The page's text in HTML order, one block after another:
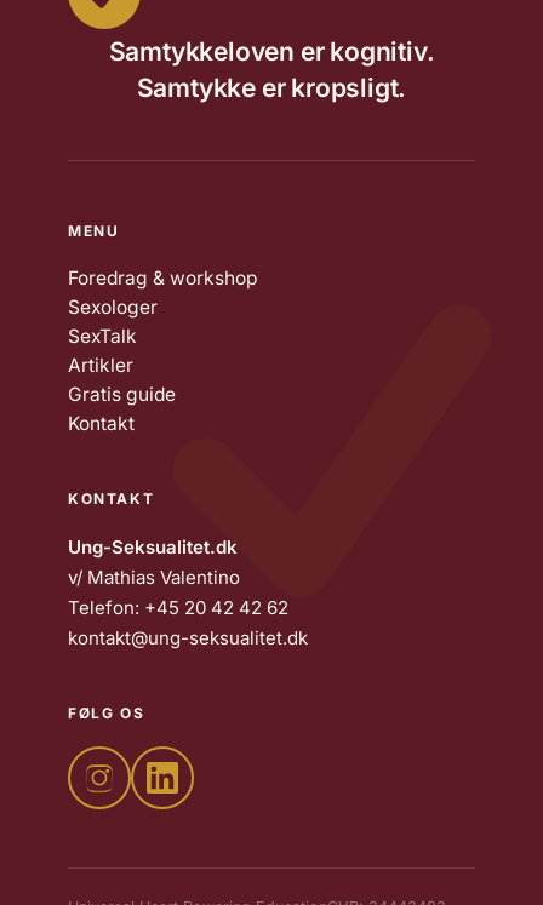
Samtykkeloven er kognitiv.
Samtykke er kropsligt.
MENU
Foredrag & workshop
Sexologer
SexTalk
Artikler
Gratis guide
Kontakt
KONTAKT
Ung-Seksualitet.dk
v/ Mathias Valentino
Telefon: +45 20 42 42 62
kontakt@ung-seksualitet.dk
FØLG OS